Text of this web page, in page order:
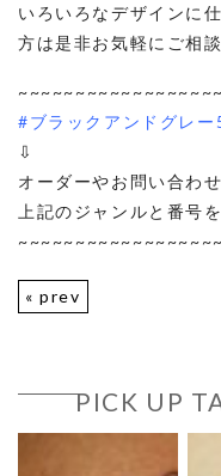
いろいろなデザインに
方は是非お気軽にご相
#ブラックアンドグレー
⇩
オーダーやお問い合わ
上記のジャンルと番号
« prev
PICK UP